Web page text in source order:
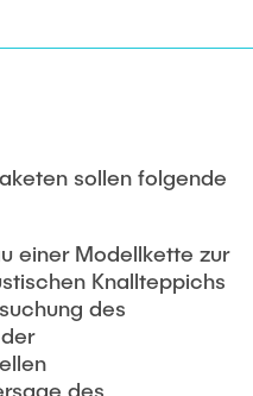
sollen folgende
einer Modellkette zur
Knallteppichs
des
des